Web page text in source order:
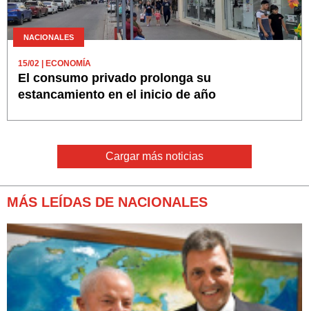
NACIONALES
15/02 | ECONOMÍA
El consumo privado prolonga su
estancamiento en el inicio de año
Cargar más noticias
MÁS LEÍDAS DE NACIONALES